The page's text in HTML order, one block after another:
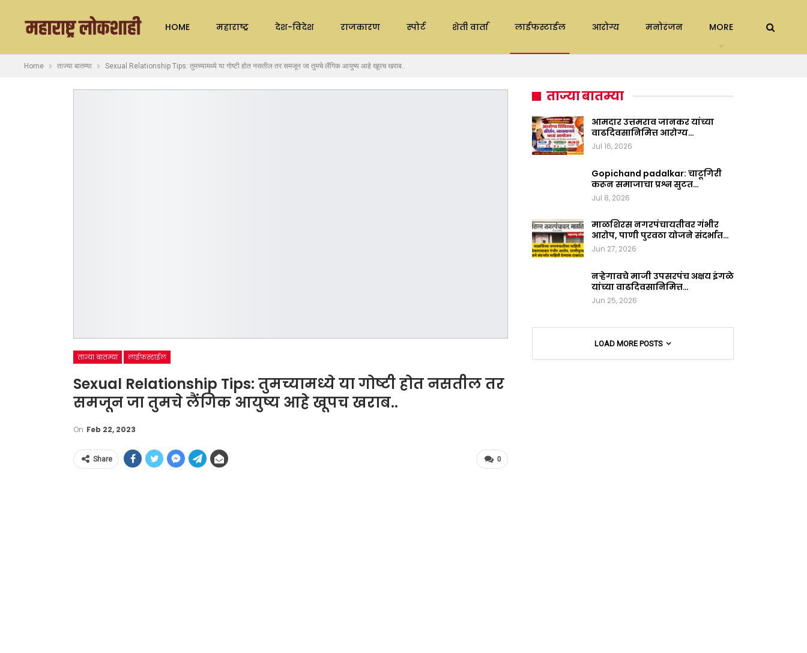
HOME महाराष्ट्र देश-विदेश राजकारण स्पोर्ट शेती वार्ता लाईफस्टाईल आरोग्य मनोरंजन MORE
Home ताज्या बातम्या Sexual Relationship Tips: तुमच्यामध्ये या गोष्टी होत नसतील तर समजून जा तुमचे लैंगिक आयुष्य आहे खूपच खराब..
ताज्या बातम्या लाईफस्टाईल
Sexual Relationship Tips: तुमच्यामध्ये या गोष्टी होत नसतील तर
समजून जा तुमचे लैंगिक आयुष्य आहे खूपच खराब..
On Feb 22, 2023
0
Share
ताज्या बातम्या
आमदार उत्तमराव जानकर यांच्या
वाढदिवसानिमित्त आरोग्य…
Jul 16, 2026
Gopichand padalkar: चाटूगिरी
करून समाजाचा प्रश्न सुटत…
Jul 8, 2026
माळशिरस नगरपंचायतीवर गंभीर
आरोप, पाणी पुरवठा योजने संदर्भात…
Jun 27, 2026
नऱ्हेगावचे माजी उपसरपंच अक्षय इंगळे
यांच्या वाढदिवसानिमित्त…
Jun 25, 2026
LOAD MORE POSTS